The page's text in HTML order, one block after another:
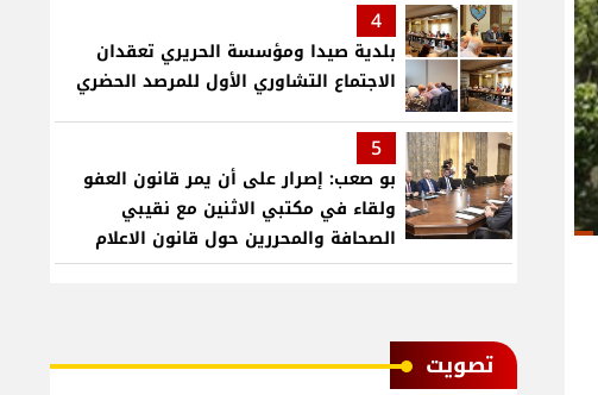
4
بلدية صيدا ومؤسسة الحريري تعقدان
الاجتماع التشاوري الأول للمرصد الحضري
5
بو صعب: إصرار على أن يمر قانون العفو
ولقاء في مكتبي الاثنين مع نقيبي
الصحافة والمحررين حول قانون الاعلام
ﺗﺼﻮﻳﺖ